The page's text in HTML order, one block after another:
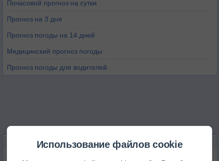
Почасовой прогноз на сутки
Прогноз на 3 дня
Прогноз погоды на 14 дней
Медицинский прогноз погоды
Прогноз погоды для водителей
НОВОЕ О ПОГОДЕ
Использование файлов cookie